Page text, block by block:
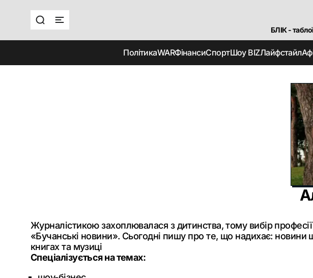
БЛІК -
ПолітикаWARФінансиСпортШоу BIZЛайфстайл
Журналістикою захоплювалася з дитинства, тому вибір
«Бучанські новини». Сьогодні пишу про те, що надихає: новини
книгах та музиці
Спеціалізується на темах: